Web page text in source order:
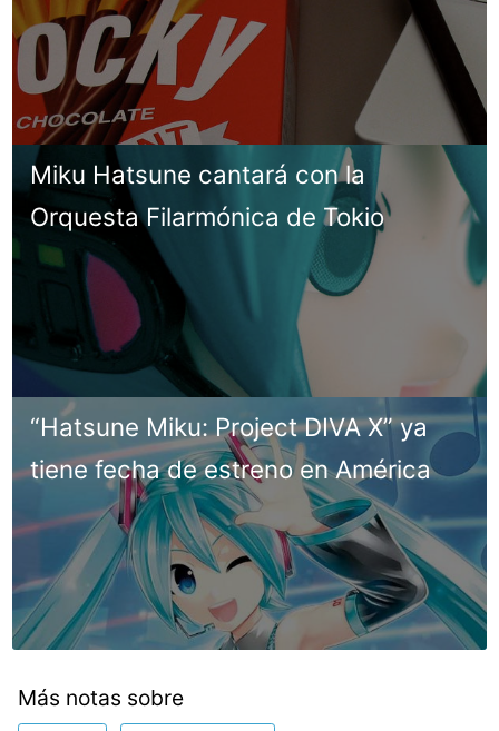
Miku Hatsune cantará con la
Orquesta Filarmónica de Tokio
“Hatsune Miku: Project DIVA X” ya
tiene fecha de estreno en América
Más notas sobre